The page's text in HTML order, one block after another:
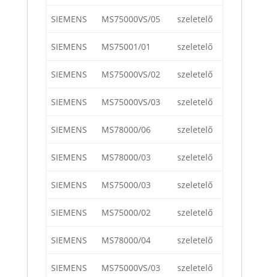
SIEMENS MS75000VS/05 szeletelő
SIEMENS MS75001/01 szeletelő
SIEMENS MS75000VS/02 szeletelő
SIEMENS MS75000VS/03 szeletelő
SIEMENS MS78000/06 szeletelő
SIEMENS MS78000/03 szeletelő
SIEMENS MS75000/03 szeletelő
SIEMENS MS75000/02 szeletelő
SIEMENS MS78000/04 szeletelő
SIEMENS MS75000VS/03 szeletelő